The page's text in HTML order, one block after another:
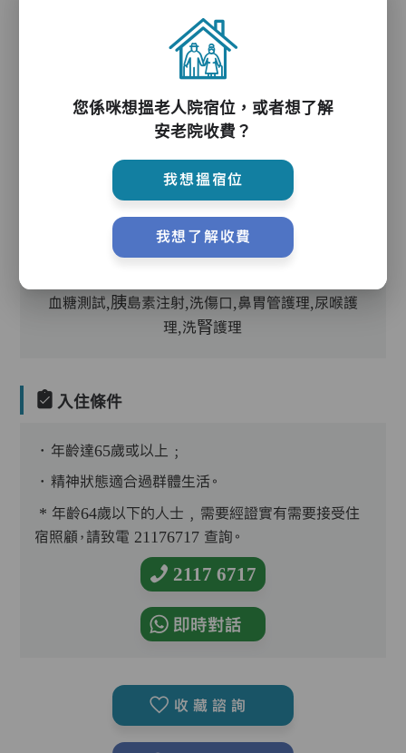
主管,助理員,護理員,保健員,護士,物理治療師,職
護理評估、執藥、核派藥、量度生命表徵、協助沐
浴、餵飯、換尿片
血糖測試,胰島素注射,洗傷口,鼻胃管護理,尿喉護
理,洗腎護理
入住條件
．年齡達65歲或以上﹔
．精神狀態適合過群體生活。
* 年齡64歲以下的人士﹐需要經證實有需要接受住
宿照顧，請致電 21176717 查詢。
2117 6717
即時對話
收藏諮詢
您係咪想搵老人院宿位，或者想了解
安老院收費？
我想搵宿位
我想了解收費